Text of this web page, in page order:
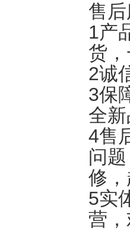
售
1产
货
2诚
3保
全
4售
问
修
5实
营